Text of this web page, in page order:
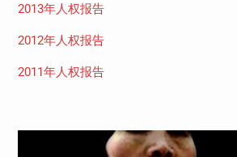
2013年人权报告
2012年人权报告
2011年人权报告